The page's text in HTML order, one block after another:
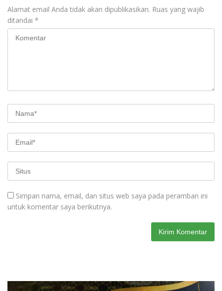
Alamat email Anda tidak akan dipublikasikan. Ruas yang wajib
ditandai *
Simpan nama, email, dan situs web saya pada peramban ini
untuk komentar saya berikutnya.